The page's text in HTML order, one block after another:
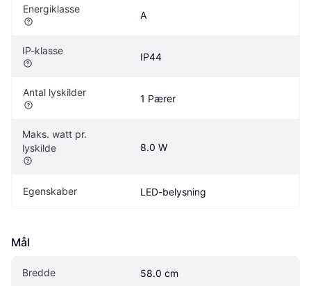
Energiklasse
A
IP-klasse
IP44
Antal lyskilder
1 Pærer
Maks. watt pr.
lyskilde
8.0 W
Egenskaber LED-belysning
Mål
Bredde 58.0 cm